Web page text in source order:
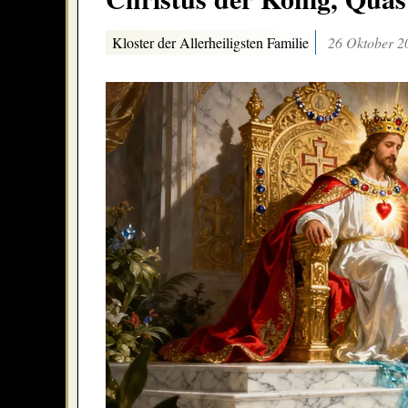
Kloster der Allerheiligsten Familie 26 Oktober